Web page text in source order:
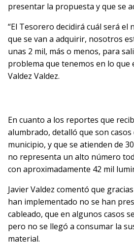
presentar la propuesta y que se
“El Tesorero decidirá cuál será el
que se van a adquirir, nosotros
unas 2 mil, más o menos, para
problema que tenemos en lo que
Valdez Valdez.
En cuanto a los reportes que
alumbrado, detalló que son
municipio, y que se atienden de
no representa un alto número
con aproximadamente 42 mil
Javier Valdez comentó que
han implementado no se han
cableado, que en algunos casos
pero no se llegó a consumar la
material.